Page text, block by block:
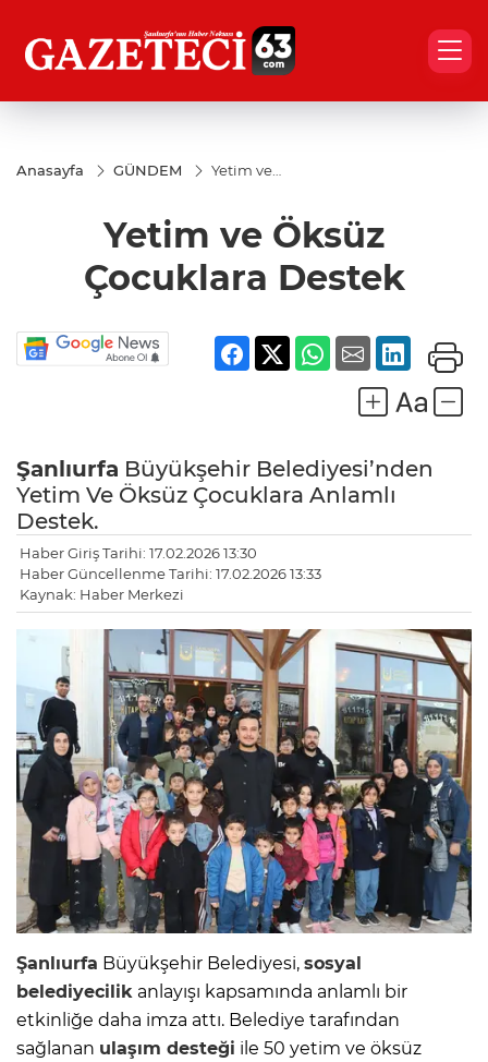
Anasayfa GÜNDEM
Yetim ve
Yetim ve Öksüz
Çocuklara Destek
Şanlıurfa Büyükşehir Belediyesi’nden
Yetim Ve Öksüz Çocuklara Anlamlı
Destek.
Haber Giriş Tarihi: 17.02.2026 13:30
Haber Güncellenme Tarihi: 17.02.2026 13:33
Kaynak: Haber Merkezi
Şanlıurfa Büyükşehir Belediyesi, sosyal
belediyecilik anlayışı kapsamında anlamlı bir
etkinliğe daha imza attı. Belediye tarafından
sağlanan ulaşım desteği ile 50 yetim ve öksüz